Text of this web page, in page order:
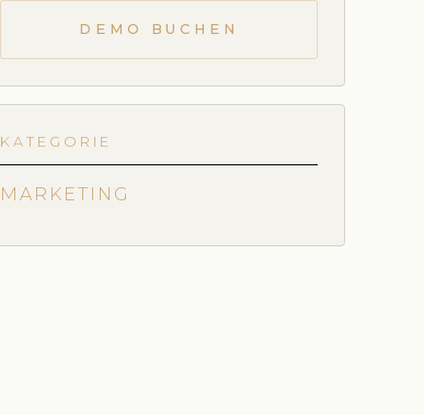
DEMO BUCHEN
KATEGORIE
MARKETING